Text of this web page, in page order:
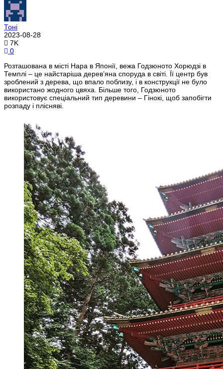
Тоні
2023-08-28
7K
0
Розташована в місті Нара в Японії, вежа Годзюното Хорюдзі в
Темплі – це найстаріша дерев’яна споруда в світі. Її центр був
зроблений з дерева, що впало поблизу, і в конструкції не було
використано жодного цвяха. Більше того, Годзюното
використовує спеціальний тип деревини – Гінокі, щоб запобігти
розпаду і плісняві.